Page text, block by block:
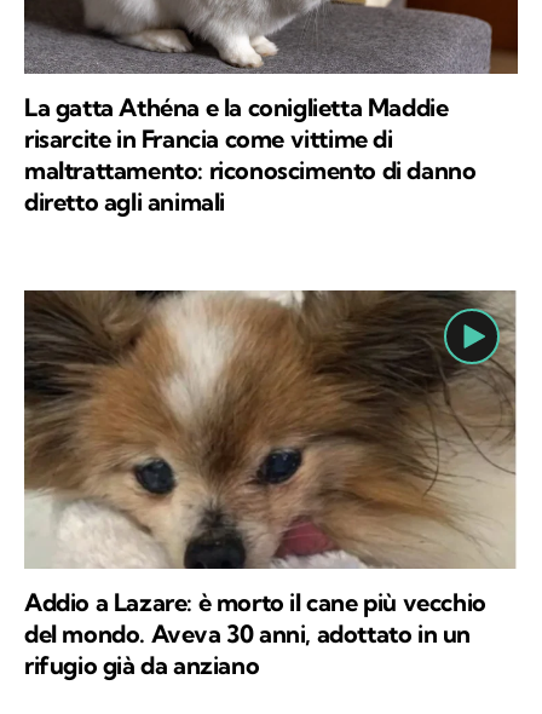
La gatta Athéna e la coniglietta Maddie
risarcite in Francia come vittime di
maltrattamento: riconoscimento di danno
diretto agli animali
Addio a Lazare: è morto il cane più vecchio
del mondo. Aveva 30 anni, adottato in un
rifugio già da anziano